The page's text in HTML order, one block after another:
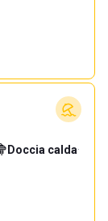
Doccia calda·